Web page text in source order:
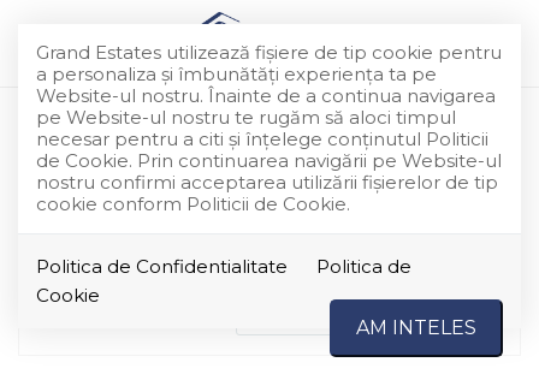
Grand Estates utilizează fişiere de tip cookie pentru
a personaliza și îmbunătăți experiența ta pe
Website-ul nostru. Înainte de a continua navigarea
pe Website-ul nostru te rugăm să aloci timpul
necesar pentru a citi și înțelege conținutul Politicii
de Cookie. Prin continuarea navigării pe Website-ul
nostru confirmi acceptarea utilizării fişierelor de tip
cookie conform Politicii de Cookie.
Politica de Confidentialitate
Politica de
Cookie
AM INTELES
Apartamente de vanzare in
Bucuresti Rahova
Au fost gasite 0 oferte